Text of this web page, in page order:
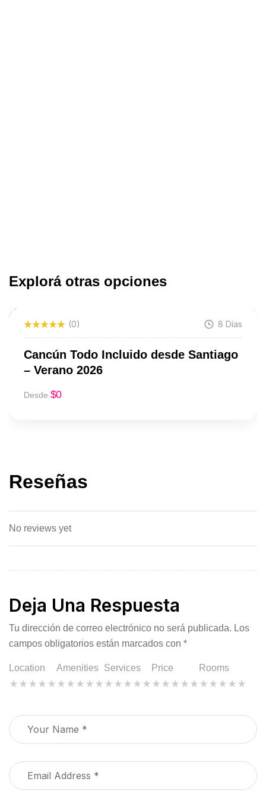
Explorá otras opciones
Featured (0) 8 Días
Cancún Todo Incluido desde Santiago
– Verano 2026
Desde $0
Reseñas
No reviews yet
Deja Una Respuesta
Tu dirección de correo electrónico no será publicada. Los
campos obligatorios están marcados con *
Location Amenities Services Price Rooms